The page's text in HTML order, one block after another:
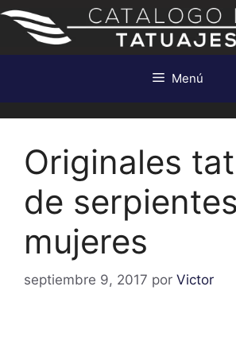
Saltar
contenido
Menú
Originales
de
mujeres
septiembre 9, 2017 por Victor